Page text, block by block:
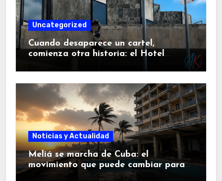
Uncategorized
Cuando desaparece un cartel,
comienza otra historia: el Hotel
Noticias y Actualidad
Meliá se marcha de Cuba: el
movimiento que puede cambiar para
siempre el mapa hotelero de la isla.